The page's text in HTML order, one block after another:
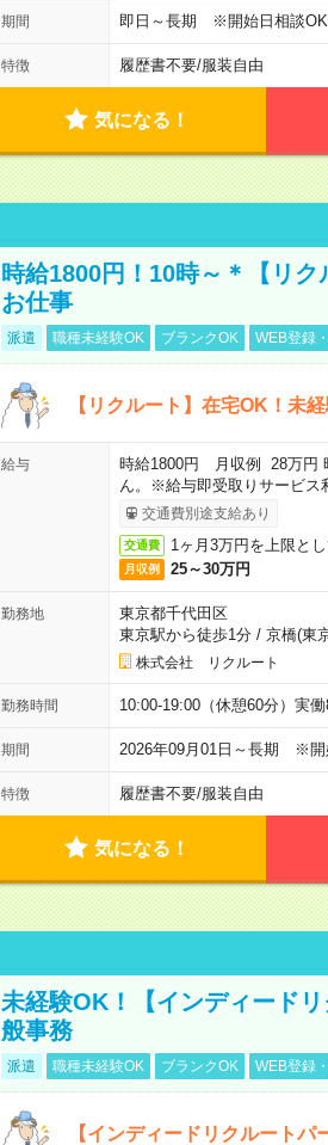
期間 即日～長期 ※開始日相談OK
特徴 履歴書不要/服装自由
気になる！
時給1800円！10時～＊【リ
お仕事
派遣 職種未経験OK ブランクOK WEB登録
【リクルート】在宅OK！未
給与
時給1800円 月収例 28万円
ん。※給与即受取りサービス
交通費別途支給あり
交通費 1ヶ月3万円を上限と
月収例 25～30万円
勤務地
東京都千代田区
東京駅から徒歩1分/ 京橋(東
株式会社 リクルート
勤務時間 10:00-19:00（休憩60分）実働
期間 2026年09月01日～長期 ※
特徴 履歴書不要/服装自由
気になる！
未経験OK！【インディード
般事務
派遣 職種未経験OK ブランクOK WEB登録
【インディードリクルート